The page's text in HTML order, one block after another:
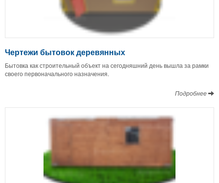
Чертежи бытовок деревянных
Бытовка как строительный объект на сегодняшний день вышла за рамки
своего первоначального назначения.
Подробнее